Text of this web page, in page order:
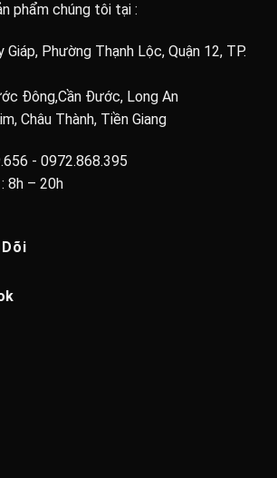
phẩm chúng tôi tại :
Giáp, Phường Thạnh Lộc, Quận 12, TP.
Đông,Cần Đước, Long An
Châu Thành, Tiền Giang
- 0972.868.395
8h – 20h